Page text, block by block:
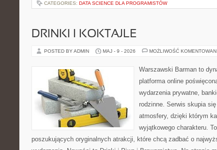
CATEGORIES: DATA SCIENCE DLA PROGRAMISTÓW
DRINKI I KOKTAJLE
POSTED BY ADMIN MAJ - 9 - 2026 MOŻLIWOŚĆ
Warszawski Barman to
platforma online
wydarzenia prywatne,
rodzinne. Serwis skupia
atmosfery, dzięki którym
wyjątkowego charakteru.
poszukujących oryginalnych atrakcji, które chcą zadbać o